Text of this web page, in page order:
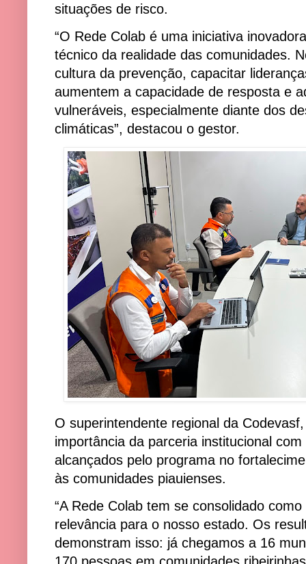
situações de risco.
“O Rede Colab é uma iniciativa
técnico da realidade das comunidades.
cultura da prevenção, capacitar
aumentem a capacidade de resposta e
vulneráveis, especialmente diante dos
climáticas”, destacou o gestor.
O superintendente regional da
importância da parceria institucional
alcançados pelo programa no
às comunidades piauienses.
“A Rede Colab tem se consolidado
relevância para o nosso estado. Os
demonstram isso: já chegamos a 16